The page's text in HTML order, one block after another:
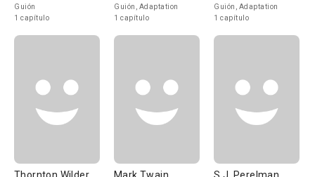
Guión
1 capítulo
Guión, Adaptation
1 capítulo
Guión, Adaptation
1 capítulo